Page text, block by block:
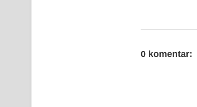
0 komentar: